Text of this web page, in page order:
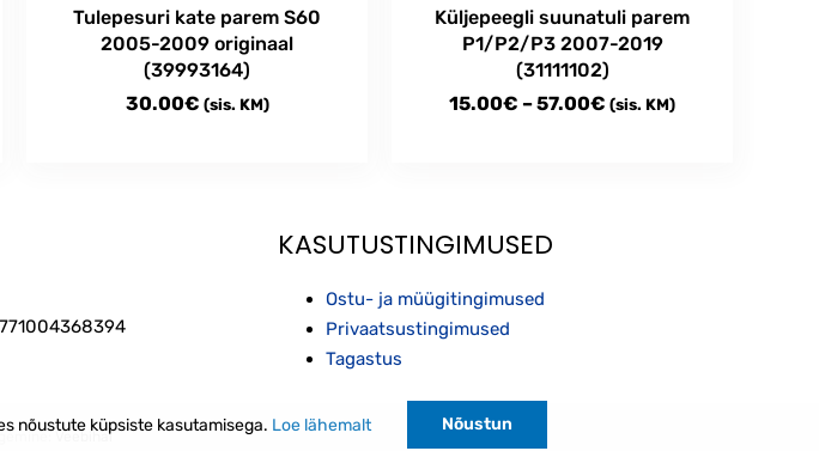
Tulepesuri kate parem S60
2005-2009 originaal
(39993164)
30.00€ (sis. KM)
Küljepeegli suunatuli parem
P1/P2/P3 2007-2019
(31111102)
15.00€ –57.00€ Price
(sis. KM)
variants.
options
may
KASUTUSTINGIMUSED
Ostu- ja müügitingimused
Privaatsustingimused
Tagastus
Veebihai
nõustute küpsiste kasutamisega. Loe lähemalt Nõustun